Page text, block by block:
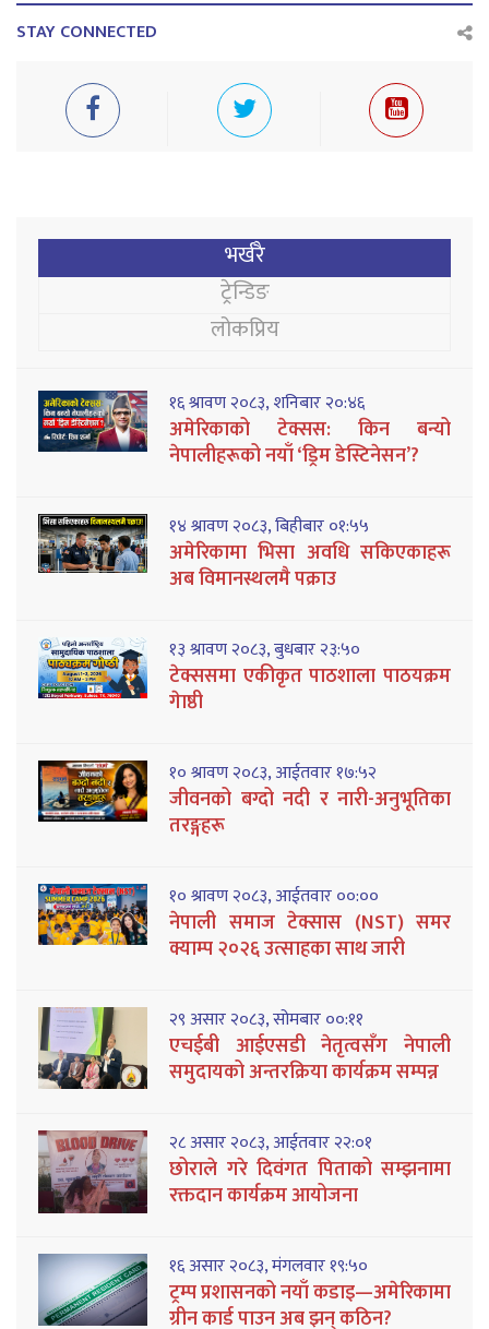
STAY CONNECTED
भर्खरै
ट्रेन्डिङ
लोकप्रिय
१६ श्रावण २०८३, शनिबार २०:४६
अमेरिकाको टेक्सस: किन बन्यो
नेपालीहरूको नयाँ ‘ड्रिम डेस्टिनेसन’?
१४ श्रावण २०८३, बिहीबार ०१:५५
अमेरिकामा भिसा अवधि सकिएकाहरू
अब विमानस्थलमै पक्राउ
१३ श्रावण २०८३, बुधबार २३:५०
टेक्ससमा एकीकृत पाठशाला पाठयक्रम
गेाष्ठी
१० श्रावण २०८३, आईतवार १७:५२
जीवनको बग्दो नदी र नारी-अनुभूतिका
तरङ्गहरू
१० श्रावण २०८३, आईतवार ००:००
नेपाली समाज टेक्सास (NST) समर
क्याम्प २०२६ उत्साहका साथ जारी
२९ असार २०८३, सोमबार ००:११
एचईबी आईएसडी नेतृत्वसँग नेपाली
समुदायको अन्तरक्रिया कार्यक्रम सम्पन्न
२८ असार २०८३, आईतवार २२:०१
छोराले गरे दिवंगत पिताको सम्झनामा
रक्तदान कार्यक्रम आयोजना
१६ असार २०८३, मंगलवार १९:५०
ट्रम्प प्रशासनको नयाँ कडाइ—अमेरिकामा
ग्रीन कार्ड पाउन अब झन् कठिन?